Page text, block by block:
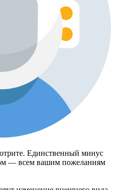
Единственный минус
— всем вашим пожеланиям